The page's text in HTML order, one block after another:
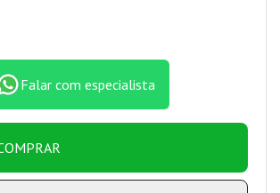
Falar com especialista